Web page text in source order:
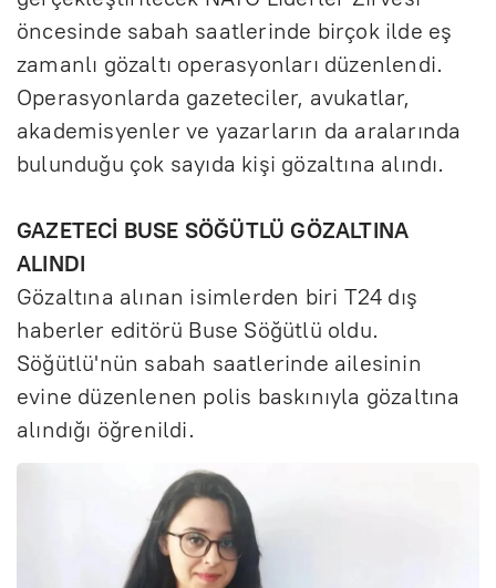
öncesinde sabah saatlerinde birçok ilde eş
zamanlı gözaltı operasyonları düzenlendi.
Operasyonlarda gazeteciler, avukatlar,
akademisyenler ve yazarların da aralarında
bulunduğu çok sayıda kişi gözaltına alındı.
GAZETECİ BUSE SÖĞÜTLÜ GÖZALTINA
ALINDI
Gözaltına alınan isimlerden biri T24 dış
haberler editörü Buse Söğütlü oldu.
Söğütlü'nün sabah saatlerinde ailesinin
evine düzenlenen polis baskınıyla gözaltına
alındığı öğrenildi.